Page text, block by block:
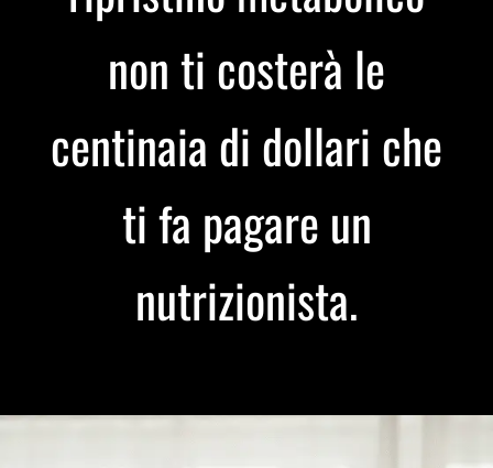
non ti costerà le
centinaia di dollari che
ti fa pagare un
nutrizionista.